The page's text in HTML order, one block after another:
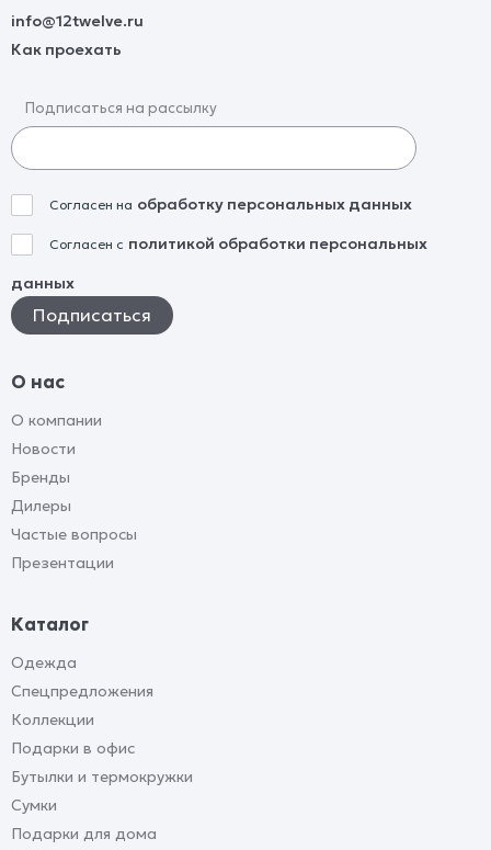
info@12twelve.ru
Как проехать
Подписаться на рассылку
Согласен на обработку персональных данных
Согласен с политикой обработки персональных
данных
О нас
О компании
Новости
Бренды
Дилеры
Частые вопросы
Презентации
Каталог
Одежда
Спецпредложения
Коллекции
Подарки в офис
Бутылки и термокружки
Сумки
Подарки для дома